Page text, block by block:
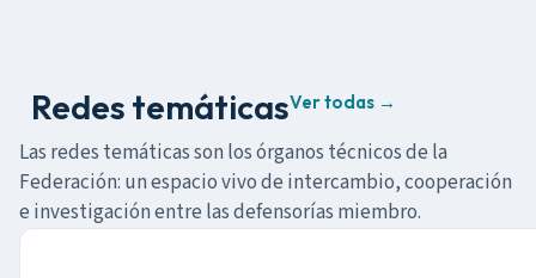
Redes temáticasVer todas →
Las redes temáticas son los órganos técnicos de la
Federación: un espacio vivo de intercambio, cooperación
e investigación entre las defensorías miembro.